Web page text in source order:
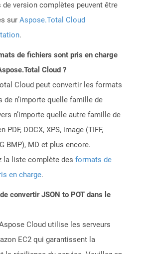
de version complètes peuvent être
sur Aspose.Total Cloud
.
de fichiers sont pris en charge
Cloud ?
Cloud peut convertir les formats
de n’importe quelle famille de
n’importe quelle autre famille de
PDF, DOCX, XPS, image (TIFF,
BMP), MD et plus encore.
la liste complète des formats de
en charge.
convertir JSON to POT dans le
Cloud utilise les serveurs
EC2 qui garantissent la